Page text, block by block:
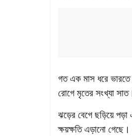
গত এক মাস ধরে
রোগে মৃতের সংখ্যা
ঝড়ের বেগে ছড়িয়ে পড়া
ক্ষয়ক্ষতি এড়ানো গেছে।